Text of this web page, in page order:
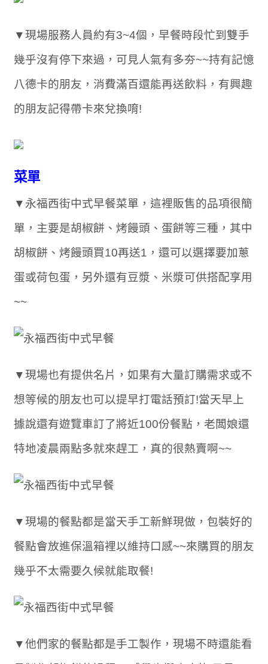
▼現場服務人員約有3~4個，早餐時段忙到雙手
幾乎沒有停下來過，可見人氣有多夯~~持有記憶
八德卡的朋友，消費滿百還能再送飲料，有興趣
的朋友記得帶卡來兌換唷!
菜單
▼永福西街中式早餐菜單，這裡販售的品項很簡
單，主要是胡椒餅、烤饅頭、蛋餅等三種，其中
胡椒餅、烤饅頭買10再送1，還可以選擇要加蔥
蛋或荷包蛋，另外還有豆漿、米漿可供搭配享用
~~
▼現場也有提供名片，如果有大量訂購需求或不
想等候的朋友也可以提早打電話預訂!當天早上
據說還有遊覽車訂了將近100份餐點，老闆娘還
特地凌晨兩點多就來趕工，真的很熱賣啊~~
▼現場的餐點都是當天手工新鮮現做，包裝好的
餐點會放進保溫箱裡以維持口感~~來購買的朋友
幾乎不太需要久候就能取餐!
▼他們家的餐點都是手工製作，現場不時還能看